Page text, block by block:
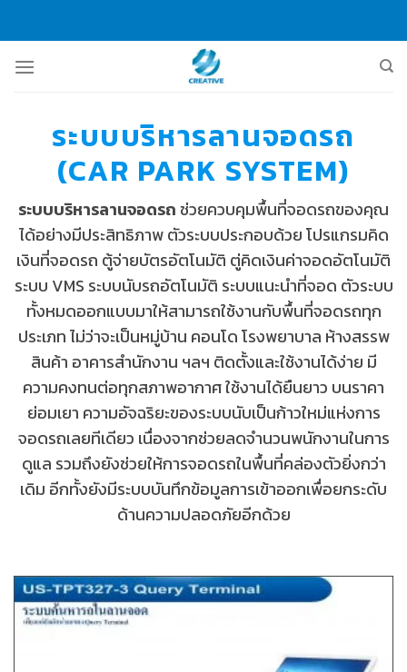
content
ระบบบริหารลานจอดรถ
(CAR PARK SYSTEM)
ระบบบริหารลานจอดรถ ช่วยควบคุมพื้นที่จอดรถของคุณ
ได้อย่างมีประสิทธิภาพ ตัวระบบประกอบด้วย โปรแกรมคิด
เงินที่จอดรถ ตู้จ่ายบัตรอัตโนมัติ ตู่คิดเงินค่าจอดอัตโนมัติ
ระบบ VMS ระบบนับรถอัตโนมัติ ระบบแนะนำที่จอด ตัวระบบ
ทั้งหมดออกแบบมาให้สามารถใช้งานกับพื้นที่จอดรถทุก
ประเภท ไม่ว่าจะเป็นหมู่บ้าน คอนโด โรงพยาบาล ห้างสรรพ
สินค้า อาคารสำนักงาน ฯลฯ ติดตั้งและใช้งานได้ง่าย มี
ความคงทนต่อทุกสภาพอากาศ ใช้งานได้ยืนยาว บนราคา
ย่อมเยา ความอัจฉริยะของระบบนับเป็นก้าวใหม่แห่งการ
จอดรถเลยทีเดียว เนื่องจากช่วยลดจำนวนพนักงานในการ
ดูแล รวมถึงยังช่วยให้การจอดรถในพื้นที่คล่องตัวยิ่งกว่า
เดิม อีกทั้งยังมีระบบบันทึกข้อมูลการเข้าออกเพื่อยกระดับ
ด้านความปลอดภัยอีกด้วย